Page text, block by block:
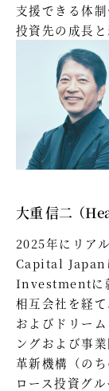
支援できる体
投資先の成長
大重 信二（
2025年にリア
Capital Japan
Investmentに
相互会社を経
およびドリー
ングおよび事
革新機構（の
ロース投資グ